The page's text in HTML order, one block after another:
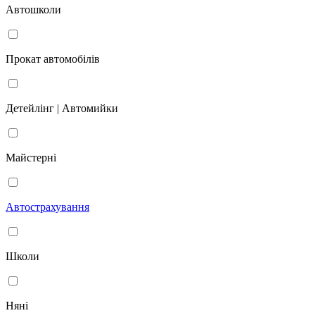
Автошколи
Прокат автомобілів
Детейлінг | Автомийки
Майстерні
Автострахування
Школи
Няні